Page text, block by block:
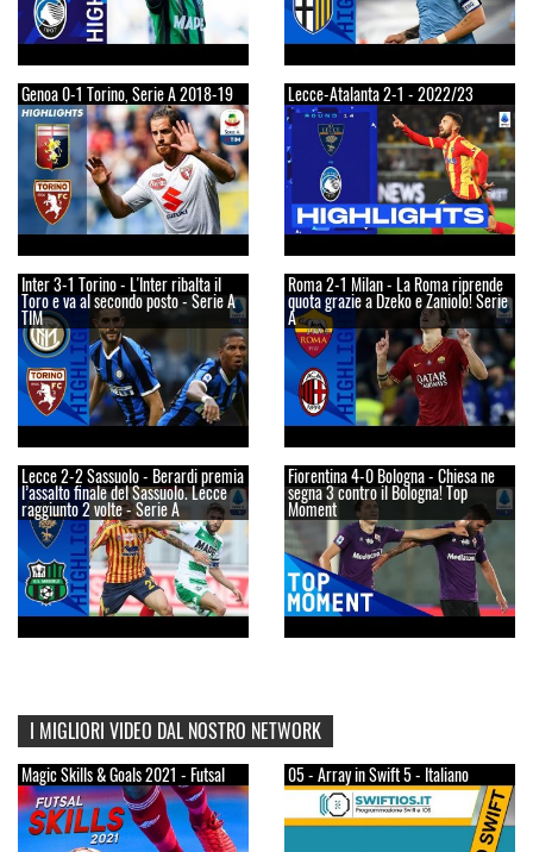
Genoa 0-1 Torino, Serie A 2018-19 Lecce-Atalanta 2-1 - 2022/23
Inter 3-1 Torino - L'Inter ribalta il
Toro e va al secondo posto - Serie A
TIM
Roma 2-1 Milan - La Roma riprende
quota grazie a Dzeko e Zaniolo! Serie
A
Lecce 2-2 Sassuolo - Berardi premia
l’assalto finale del Sassuolo. Lecce
raggiunto 2 volte - Serie A
Fiorentina 4-0 Bologna - Chiesa ne
segna 3 contro il Bologna! Top
Moment
I MIGLIORI VIDEO DAL NOSTRO NETWORK
Magic Skills & Goals 2021 - Futsal 05 - Array in Swift 5 - Italiano